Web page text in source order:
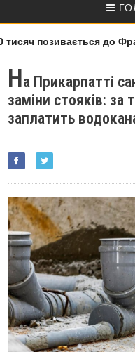
позивається до
На Прикарпатті
заміни стояків: за
заплатить